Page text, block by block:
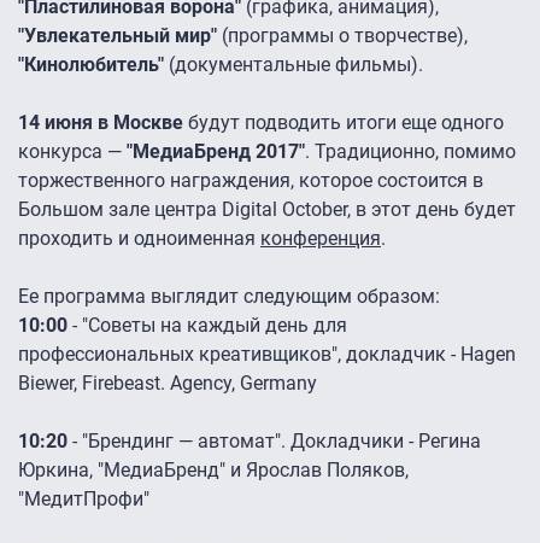
"Пластилиновая ворона" (графика, анимация),
"Увлекательный мир" (программы о творчестве),
"Кинолюбитель" (документальные фильмы).
14 июня в Москве будут подводить итоги еще одного
конкурса — "МедиаБренд 2017". Традиционно, помимо
торжественного награждения, которое состоится в
Большом зале центра Digital October, в этот день будет
проходить и одноименная конференция.
Ее программа выглядит следующим образом:
10:00 - "Советы на каждый день для
профессиональных креативщиков", докладчик - Hagen
Biewer, Firebeast. Agency, Germany
10:20 - "Брендинг — автомат". Докладчики - Регина
Юркина, "МедиаБренд" и Ярослав Поляков,
"МедитПрофи"